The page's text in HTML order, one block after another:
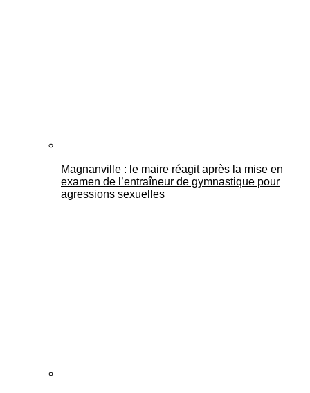
Magnanville : le maire réagit après la mise en
examen de l’entraîneur de gymnastique pour
agressions sexuelles